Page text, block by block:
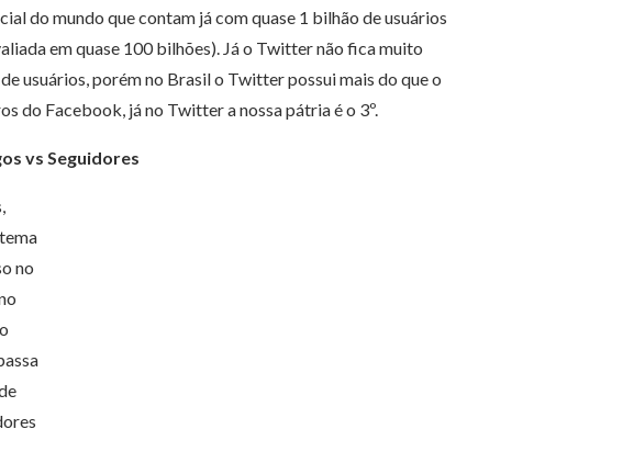
do mundo que contam já com quase 1 bilhão de usuários
em quase 100 bilhões). Já o Twitter não fica muito
usuários, porém no Brasil o Twitter possui mais do que o
do Facebook, já no Twitter a nossa pátria é o 3º.
vs Seguidores
no